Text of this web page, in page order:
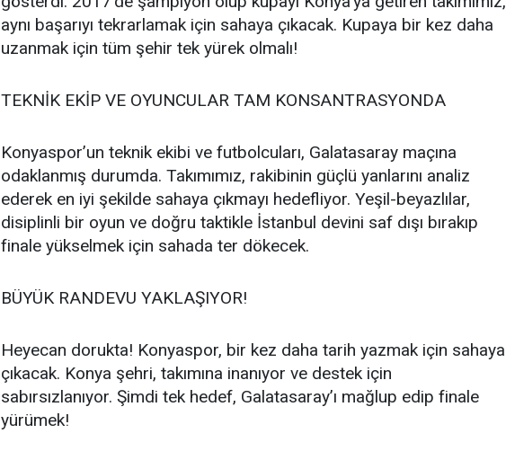
aynı başarıyı tekrarlamak için sahaya çıkacak. Kupaya bir kez daha
uzanmak için tüm şehir tek yürek olmalı!
TEKNİK EKİP VE OYUNCULAR TAM KONSANTRASYONDA
Konyaspor’un teknik ekibi ve futbolcuları, Galatasaray maçına
odaklanmış durumda. Takımımız, rakibinin güçlü yanlarını analiz
ederek en iyi şekilde sahaya çıkmayı hedefliyor. Yeşil-beyazlılar,
disiplinli bir oyun ve doğru taktikle İstanbul devini saf dışı bırakıp
finale yükselmek için sahada ter dökecek.
BÜYÜK RANDEVU YAKLAŞIYOR!
Heyecan dorukta! Konyaspor, bir kez daha tarih yazmak için sahaya
çıkacak. Konya şehri, takımına inanıyor ve destek için
sabırsızlanıyor. Şimdi tek hedef, Galatasaray’ı mağlup edip finale
yürümek!